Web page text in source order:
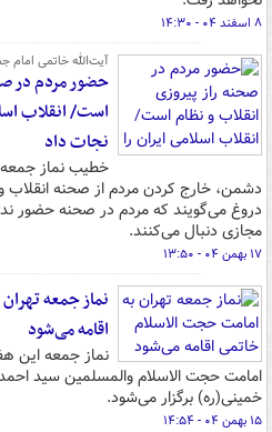
۸ اسفند ۰۴ - ۱۴:۳۰
آیت‌الله خاتمی امام
حضور مردم در
است/ انقلاب
نجات داد
خطیب نماز جمعه
دشمن، خارج کردن مردم از صحنه
دروغ می‌گویند که مردم در صحنه حضور
مجازی دنبال می‌کنند.
۱۷ بهمن ۰۴ - ۱۳:۵۰
نماز جمعه
اقامه می‌شود
امامت حجت الاسلام والمسلمین سید
خمینی(ره) برگزار می‌شود.
۱۵ بهمن ۰۴ - ۱۴:۵۴